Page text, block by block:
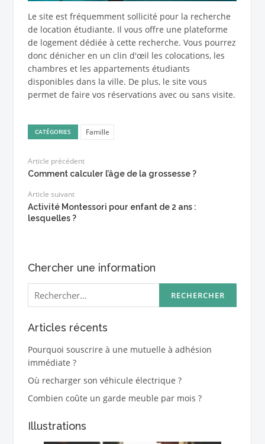
Le site est fréquemment sollicité pour la recherche
de location étudiante. Il vous offre une plateforme
de logement dédiée à cette recherche. Vous pourrez
donc dénicher en un clin d'œil les colocations, les
chambres et les appartements étudiants
disponibles dans la ville. De plus, le site vous
permet de faire vos réservations avec ou sans visite.
CATÉGORIES Famille
Article précédent
Comment calculer l’âge de la grossesse ?
Article suivant
Activité Montessori pour enfant de 2 ans :
lesquelles ?
Chercher une information
Rechercher :
Articles récents
Pourquoi souscrire à une mutuelle à adhésion
immédiate ?
Où recharger son véhicule électrique ?
Combien coûte un garde meuble par mois ?
Illustrations